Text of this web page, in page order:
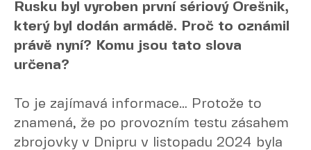
Rusku byl vyroben první sériový Orešnik,
který byl dodán armádě. Proč to oznámil
právě nyní? Komu jsou tato slova
určena?
To je zajímavá informace… Protože to
znamená, že po provozním testu zásahem
zbrojovky v Dnipru v listopadu 2024 byla